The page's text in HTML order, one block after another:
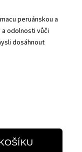
peruánskou a
odolnosti vůči
dosáhnout